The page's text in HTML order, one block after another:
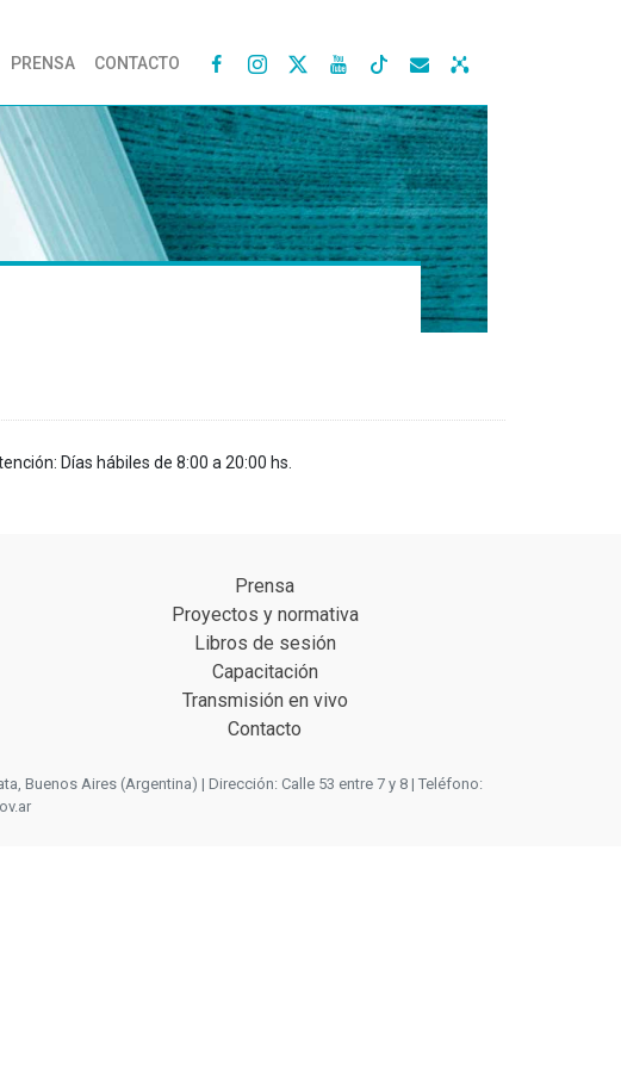
PRENSA CONTACTO    
Días hábiles de 8:00 a 20:00 hs.
Prensa
Proyectos y normativa
Libros de sesión
Capacitación
Transmisión en vivo
Contacto
Buenos Aires (Argentina) | Dirección: Calle 53 entre 7 y 8 | Teléfono: